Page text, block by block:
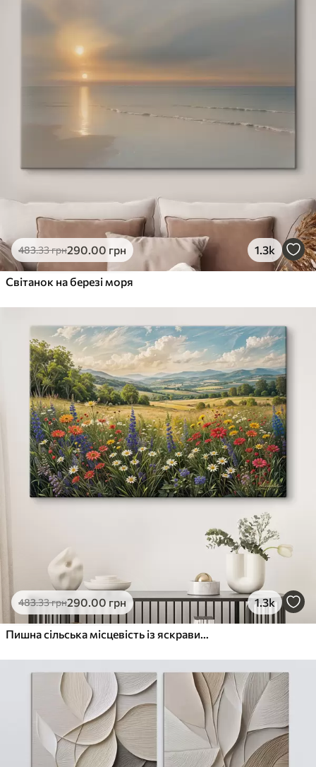
483.33грн290.00 грн 1.3k
Світанок на березі моря
483.33грн290.00 грн 1.3k
Пишна сільська місцевість із яскравим лугом диких квітів, наповненим різнокольоровими квітами під хмарним небом